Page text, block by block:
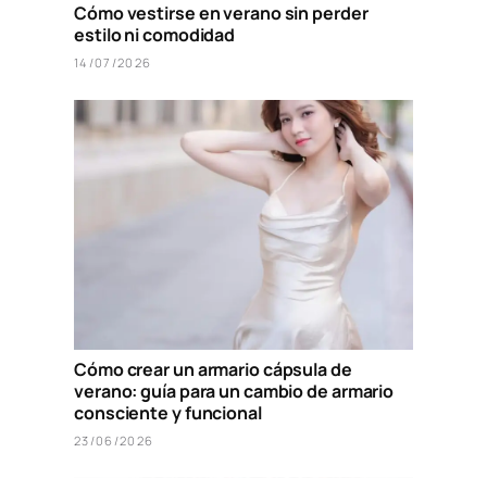
Cómo vestirse en verano sin perder
estilo ni comodidad
14/07/2026
Cómo crear un armario cápsula de
verano: guía para un cambio de armario
consciente y funcional
23/06/2026